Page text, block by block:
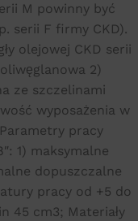
M powinny być
serii F firmy CKD).
olejowej CKD serii
2)
ze szczelinami
wyposażenia w
pracy
1) maksymalne
dopuszczalne
pracy od +5 do
45 cm3; Materiały